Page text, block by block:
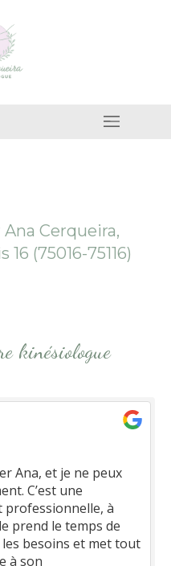
Cerqueira,
(75016-75116)
kinésiologue
Ana, et je ne peux
C’est une
à
prend le temps de
besoins et met tout
à son